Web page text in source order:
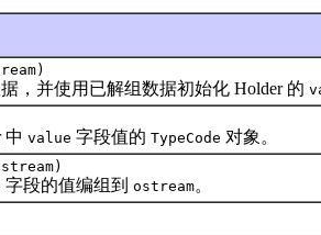
，并使用已解组数据初始化 Holder 的
value 字段值的 TypeCode 对象。
字段的值编组到 ostream。